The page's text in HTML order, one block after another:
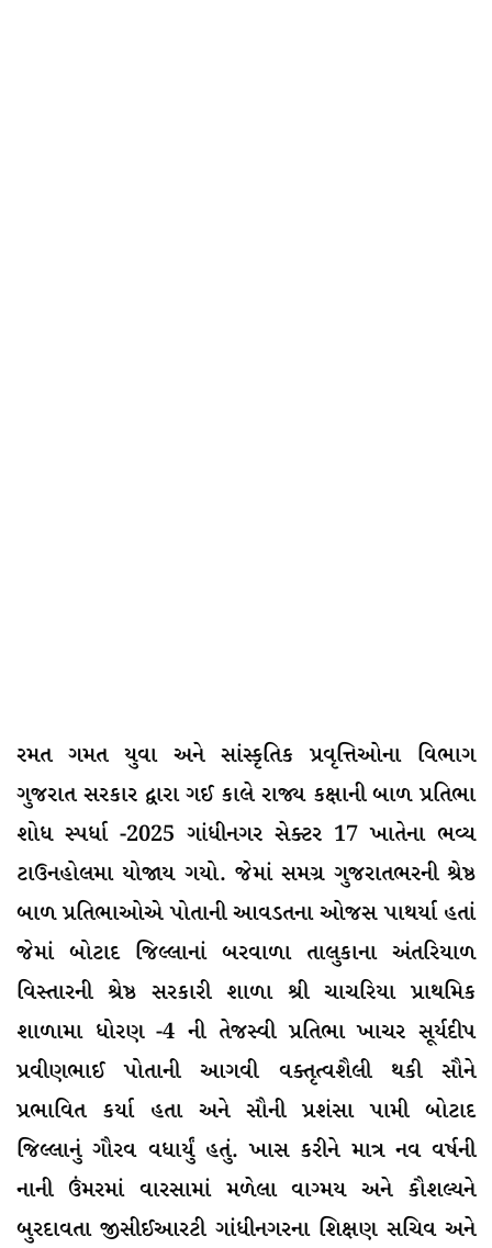
રમત ગમત યુવા અને સાંસ્કૃતિક પ્રવૃત્તિઓના વિભાગ
ગુજરાત સરકાર દ્વારા ગઈ કાલે રાજ્ય કક્ષાની બાળ પ્રતિભા
શોધ સ્પર્ધા -2025 ગાંધીનગર સેક્ટર 17 ખાતેના ભવ્ય
ટાઉનહોલમા યોજાય ગયો. જેમાં સમગ્ર ગુજરાતભરની શ્રેષ્ઠ
બાળ પ્રતિભાઓએ પોતાની આવડતના ઓજસ પાથર્યા હતાં
જેમાં બોટાદ જિલ્લાનાં બરવાળા તાલુકાના અંતરિયાળ
વિસ્તારની શ્રેષ્ઠ સરકારી શાળા શ્રી ચાચરિયા પ્રાથમિક
શાળામા ધોરણ -4 ની તેજસ્વી પ્રતિભા ખાચર સૂર્યદીપ
પ્રવીણભાઈ પોતાની આગવી વક્તૃત્વશૈલી થકી સૌને
પ્રભાવિત કર્યા હતા અને સૌની પ્રશંસા પામી બોટાદ
જિલ્લાનું ગૌરવ વધાર્યું હતું. ખાસ કરીને માત્ર નવ વર્ષની
નાની ઉંમરમાં વારસામાં મળેલા વાગ્મય અને કૌશલ્યને
બુરદાવતા જીસીઈઆરટી ગાંધીનગરના શિક્ષણ સચિવ અને